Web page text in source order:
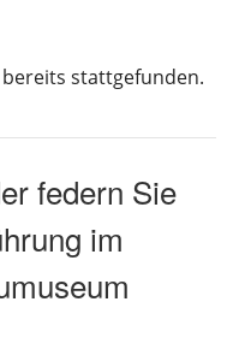
stattgefunden.
federn Sie
im